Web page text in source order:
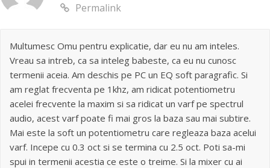
Permalink
Multumesc Omu pentru explicatie, dar eu nu am inteles.
Vreau sa intreb, ca sa inteleg babeste, ca eu nu cunosc
termenii aceia. Am deschis pe PC un EQ soft paragrafic. Si
am reglat frecventa pe 1khz, am ridicat potentiometru
acelei frecvente la maxim si sa ridicat un varf pe spectrul
audio, acest varf poate fi mai gros la baza sau mai subtire.
Mai este la soft un potentiometru care regleaza baza acelui
varf. Incepe cu 0.3 oct si se termina cu 2.5 oct. Poti sa-mi
spui in termenii acestia ce este o treime. Si la mixer cu ai